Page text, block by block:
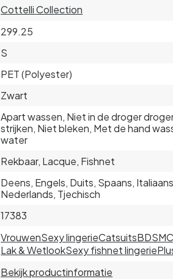
Cottelli Collection
299.25
S
PET (Polyester)
Zwart
Apart wassen, Niet in de droger
strijken, Niet bleken, Met de hand
water
Rekbaar, Lacque, Fishnet
Deens, Engels, Duits, Spaans,
Nederlands, Tjechisch
17383
VrouwenSexy lingerieCatsuitsBDSM
Lak & WetlookSexy fishnet lingerie
Bekijk productinformatie